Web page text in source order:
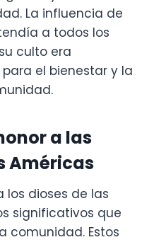
La influencia de
a todos los
culto era
el bienestar y la
a las
Américas
los dioses de las
significativos que
comunidad. Estos